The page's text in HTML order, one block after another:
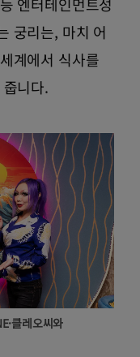
궁리는, 마치 어
계에서 식사를
니다.
클레오씨와